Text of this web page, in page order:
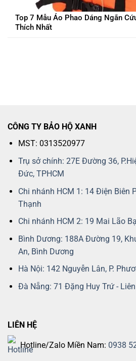
Top 7 Mẫu Áo Phao Dáng Ngắn
Thích Nhất
CÔNG TY BẢO HỘ XANH
MST: 0313520977
Trụ sở chính: 27E Đường 36,
Đức, TPHCM
Chi nhánh HCM 1: 14 Điện Biên
Thạnh
Chi nhánh HCM 2: 19 Mai Lão
Bình Dương: 188A Đường 19,
An, Bình Dương
Hà Nội: 142 Nguyễn Lân, P.
Đà Nẵng: 71 Đặng Huy Trứ -
LIÊN HỆ
Hotline/Zalo Miền Nam: 0938